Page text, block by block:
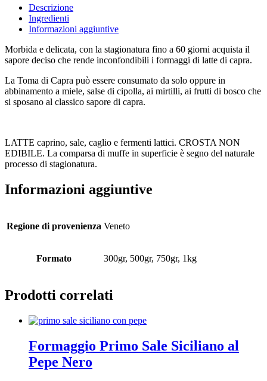
Descrizione
Ingredienti
Informazioni aggiuntive
Morbida e delicata, con la stagionatura fino a 60 giorni acquista il
sapore deciso che rende inconfondibili i formaggi di latte di capra.
La Toma di Capra può essere consumato da solo oppure in
abbinamento a miele, salse di cipolla, ai mirtilli, ai frutti di bosco che
si sposano al classico sapore di capra.
LATTE caprino, sale, caglio e fermenti lattici. CROSTA NON
EDIBILE. La comparsa di muffe in superficie è segno del naturale
processo di stagionatura.
Informazioni aggiuntive
Regione di provenienza Veneto
Formato 300gr, 500gr, 750gr, 1kg
Prodotti correlati
Formaggio Primo Sale Siciliano al
Pepe Nero